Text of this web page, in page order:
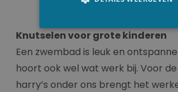
Knutselen voor grote kinderen
Een zwembad is leuk en
hoort ook wel wat werk bij. Voor
harry’s onder ons brengt het